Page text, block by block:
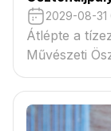
2029-08-31
Átlépte a
Művészeti
tartaléklistás